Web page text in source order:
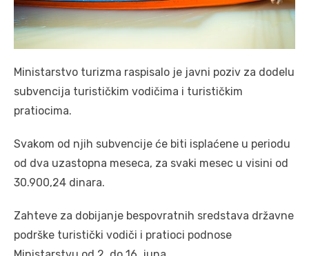
Ministarstvo turizma raspisalo je javni poziv za dodelu
subvencija turističkim vodičima i turističkim
pratiocima.
Svakom od njih subvencije će biti isplaćene u periodu
od dva uzastopna meseca, za svaki mesec u visini od
30.900,24 dinara.
Zahteve za dobijanje bespovratnih sredstava državne
podrške turistički vodiči i pratioci podnose